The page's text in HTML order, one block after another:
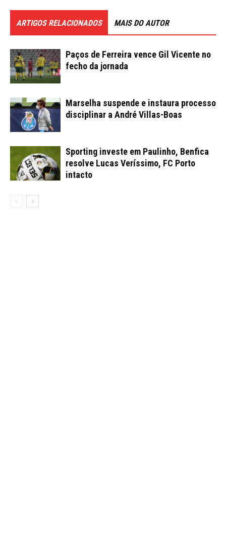
ARTIGOS RELACIONADOS MAIS DO AUTOR
Paços de Ferreira vence Gil Vicente no
fecho da jornada
Marselha suspende e instaura processo
disciplinar a André Villas-Boas
Sporting investe em Paulinho, Benfica
resolve Lucas Veríssimo, FC Porto
intacto